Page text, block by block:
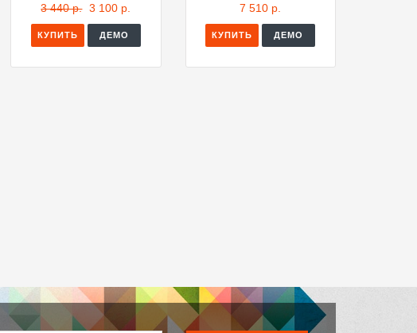
3 440 р. 3 100 р.
КУПИТЬ ДЕМО
7 510 р.
КУПИТЬ ДЕМО